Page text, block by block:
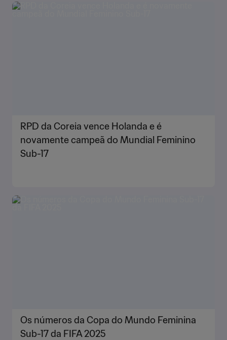
RPD da Coreia vence Holanda e é
novamente campeã do Mundial Feminino
Sub-17
Os números da Copa do Mundo Feminina
Sub-17 da FIFA 2025